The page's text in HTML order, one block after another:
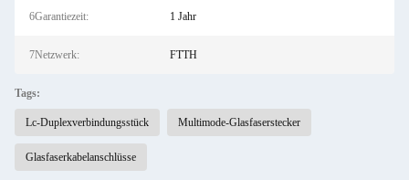
6Garantiezeit: 1 Jahr
7Netzwerk: FTTH
Tags:
Lc-Duplexverbindungsstück Multimode-Glasfaserstecker
Glasfaserkabelanschlüsse